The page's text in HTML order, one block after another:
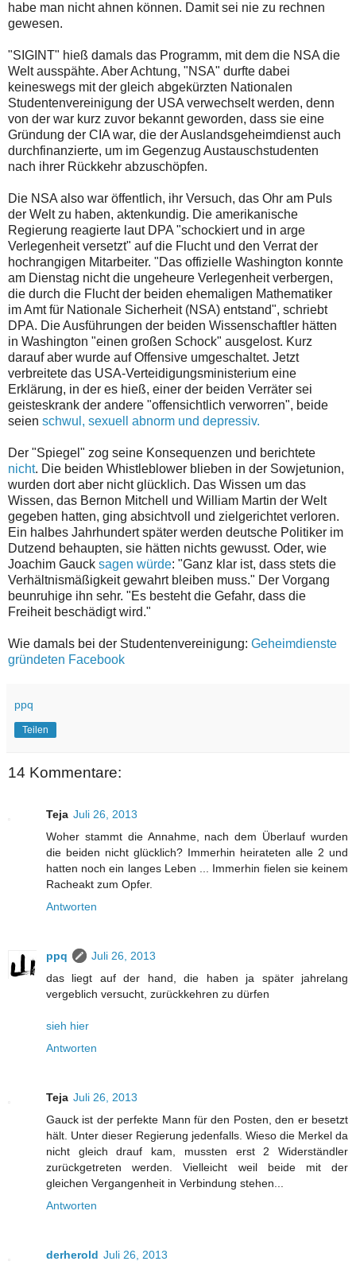
habe man nicht ahnen können. Damit sei nie zu rechnen
gewesen.
"SIGINT" hieß damals das Programm, mit dem die NSA die
Welt ausspähte. Aber Achtung, "NSA" durfte dabei
keineswegs mit der gleich abgekürzten Nationalen
Studentenvereinigung der USA verwechselt werden, denn
von der war kurz zuvor bekannt geworden, dass sie eine
Gründung der CIA war, die der Auslandsgeheimdienst auch
durchfinanzierte, um im Gegenzug Austauschstudenten
nach ihrer Rückkehr abzuschöpfen.
Die NSA also war öffentlich, ihr Versuch, das Ohr am Puls
der Welt zu haben, aktenkundig. Die amerikanische
Regierung reagierte laut DPA "schockiert und in arge
Verlegenheit versetzt" auf die Flucht und den Verrat der
hochrangigen Mitarbeiter. "Das offizielle Washington konnte
am Dienstag nicht die ungeheure Verlegenheit verbergen,
die durch die Flucht der beiden ehemaligen Mathematiker
im Amt für Nationale Sicherheit (NSA) entstand", schriebt
DPA. Die Ausführungen der beiden Wissenschaftler hätten
in Washington "einen großen Schock" ausgelost. Kurz
darauf aber wurde auf Offensive umgeschaltet. Jetzt
verbreitete das USA-Verteidigungsministerium eine
Erklärung, in der es hieß, einer der beiden Verräter sei
geisteskrank der andere "offensichtlich verworren", beide
seien schwul, sexuell abnorm und depressiv.
Der "Spiegel" zog seine Konsequenzen und berichtete
nicht. Die beiden Whistleblower blieben in der Sowjetunion,
wurden dort aber nicht glücklich. Das Wissen um das
Wissen, das Bernon Mitchell und William Martin der Welt
gegeben hatten, ging absichtvoll und zielgerichtet verloren.
Ein halbes Jahrhundert später werden deutsche Politiker im
Dutzend behaupten, sie hätten nichts gewusst. Oder, wie
Joachim Gauck sagen würde: "Ganz klar ist, dass stets die
Verhältnismäßigkeit gewahrt bleiben muss." Der Vorgang
beunruhige ihn sehr. "Es besteht die Gefahr, dass die
Freiheit beschädigt wird."
Wie damals bei der Studentenvereinigung: Geheimdienste
gründeten Facebook
ppq
Teilen
14 Kommentare:
Teja Juli 26, 2013
Woher stammt die Annahme, nach dem Überlauf wurden
die beiden nicht glücklich? Immerhin heirateten alle 2 und
hatten noch ein langes Leben ... Immerhin fielen sie keinem
Racheakt zum Opfer.
Antworten
ppq
Juli 26, 2013
das liegt auf der hand, die haben ja später jahrelang
vergeblich versucht, zurückkehren zu dürfen
sieh hier
Antworten
Teja Juli 26, 2013
Gauck ist der perfekte Mann für den Posten, den er besetzt
hält. Unter dieser Regierung jedenfalls. Wieso die Merkel da
nicht gleich drauf kam, mussten erst 2 Widerständler
zurückgetreten werden. Vielleicht weil beide mit der
gleichen Vergangenheit in Verbindung stehen...
Antworten
derherold Juli 26, 2013